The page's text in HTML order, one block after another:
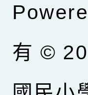
有 ©